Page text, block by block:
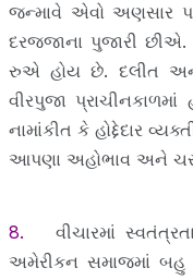
જન્માવે એવો અણસાર
દરજ્જાના પુજારી
રુએ હોય છે. દલીત અને
વીરપુજા
નામાંકીત કે હોદ્દેદાર
આપણા અહોભાવ અને
8. વીચારમાં
અમેરીકન સમાજમાં બહુ